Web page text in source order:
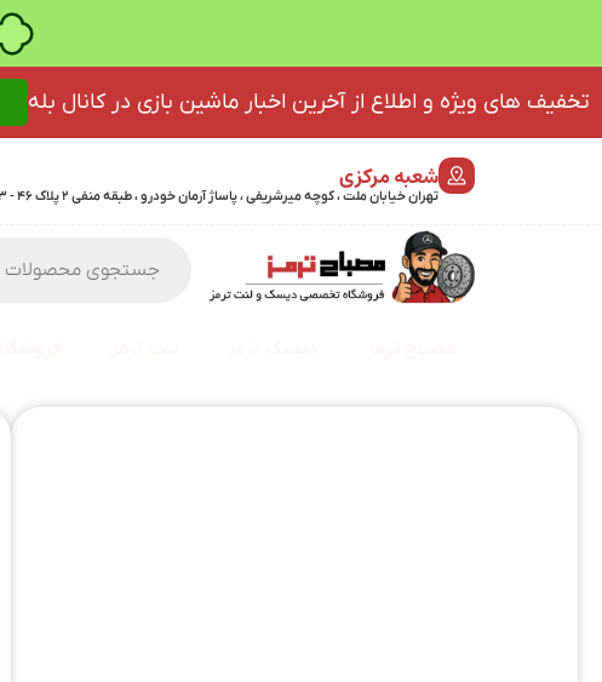
تخفیف های ویژه و اطلاع از آخرین اخبار ماشین بازی در کانال بله
شعبه مرکزی
تهران خیابان ملت ، کوچه میرشریفی ، پاساژ آرمان خودرو ، طبقه منفی 2 پلاک 46 - 09032439723